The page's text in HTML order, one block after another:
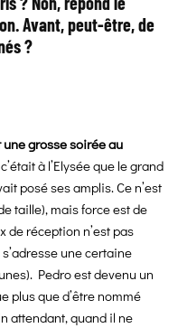
Avant, peut-être, de
?
grosse soirée au
à l’Elysée que le grand
posé ses amplis. Ce n’est
taille), mais force est de
de réception n’est pas
une certaine
Pedro est devenu un
plus que d’être nommé
attendant, quand il ne